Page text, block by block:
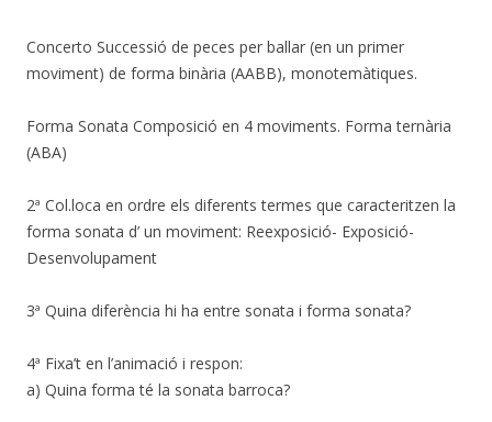
Concerto Successió de peces per ballar (en un primer
moviment) de forma binària (AABB), monotemàtiques.
Forma Sonata Composició en 4 moviments. Forma ternària
(ABA)
2ª Col.loca en ordre els diferents termes que caracteritzen la
forma sonata d’ un moviment: Reexposició- Exposició-
Desenvolupament
3ª Quina diferència hi ha entre sonata i forma sonata?
4ª Fixa’t en l’animació i respon:
a) Quina forma té la sonata barroca?